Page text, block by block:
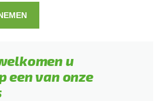
u
een van onze